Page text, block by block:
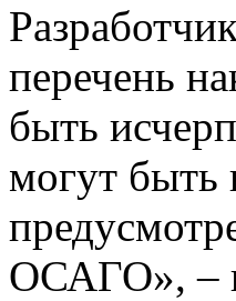
перечень
быть
могут быть
ОСАГО», –